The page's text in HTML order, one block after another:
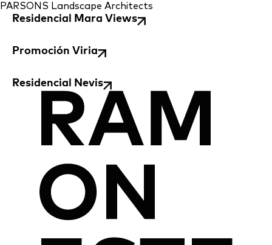
PARSONS Landscape Architects
Residencial Mara Views
Promoción Viria
Residencial Nevis